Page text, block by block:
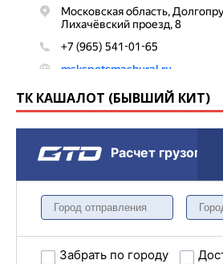
ТК КАШАЛОТ (БЫВШИЙ КИТ)
Расчет
Забрать по городу